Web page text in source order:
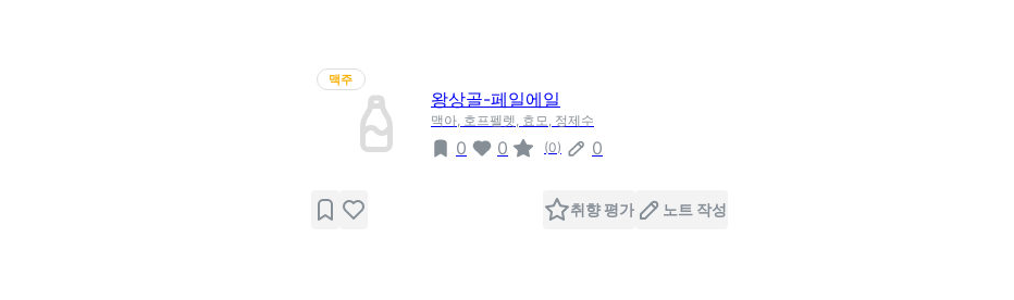
맥주
왕상골-페일에일
맥아, 호프펠렛, 효모, 정제수
0 0 (0) 0
취향 평가 노트 작성